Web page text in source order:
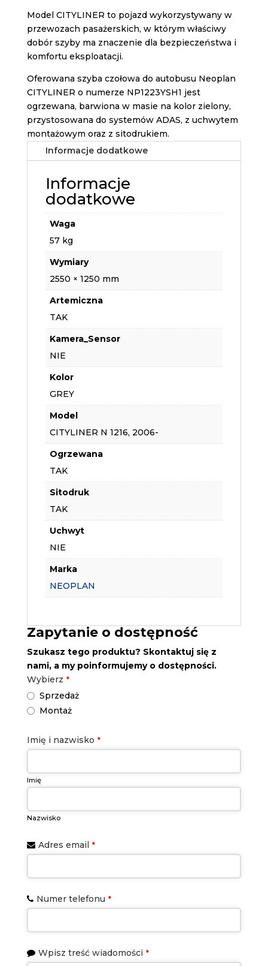
Model CITYLINER to pojazd wykorzystywany w
przewozach pasażerskich, w którym właściwy
dobór szyby ma znaczenie dla bezpieczeństwa i
komfortu eksploatacji.
Oferowana szyba czołowa do autobusu Neoplan
CITYLINER o numerze NP1223YSH1 jest
ogrzewana, barwiona w masie na kolor zielony,
przystosowana do systemów ADAS, z uchwytem
montażowym oraz z sitodrukiem.
Informacje dodatkowe
Informacje
dodatkowe
Waga
57 kg
Wymiary
2550 × 1250 mm
Artemiczna
TAK
Kamera_Sensor
NIE
Kolor
GREY
Model
CITYLINER N 1216, 2006-
Ogrzewana
TAK
Sitodruk
TAK
Uchwyt
NIE
Marka
NEOPLAN
Zapytanie o dostępność
Szukasz tego produktu? Skontaktuj się z
nami, a my poinformujemy o dostępności.
Wybierz *
Sprzedaż
Montaż
Imię i nazwisko *
Imię
Nazwisko
Phone
Number
Adres email *
Numer telefonu *
Wpisz treść wiadomości *